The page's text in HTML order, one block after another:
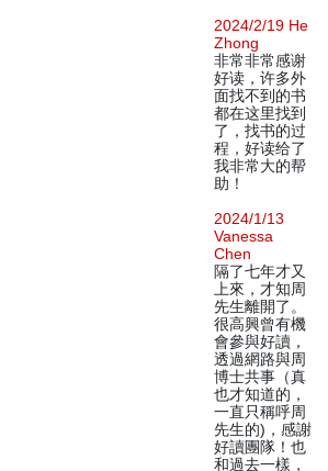
2024/2/19 He
Zhong
非常非常感谢
好读，许多外
面找不到的书
都在这里找到
了，找书的过
程，好读给了
我非常大的帮
助！
2024/1/13
Vanessa
Chen
隔了七年才又
上來，才知周
先生離開了。
很高興曾有機
會參與好讀，
透過網路與周
博士共事（真
也才知道的，
一直只稱呼周
先生的)，感謝
好讀團隊！也
和過去一樣，